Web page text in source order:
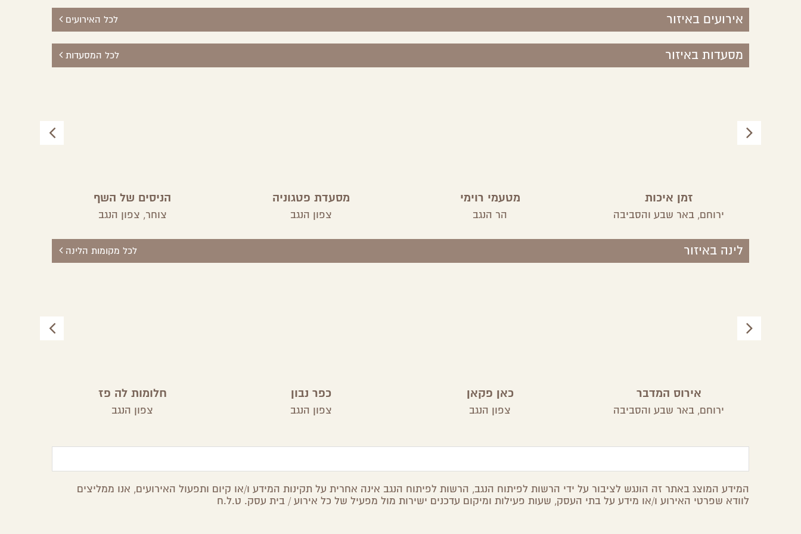
אירועים באיזור לכל האירועים
מסעדות באיזור לכל המסעדות
זמן איכות
ירוחם, באר שבע והסביבה
מטעמי רוימי
הר הנגב
מסעדת פטגוניה
צפון הנגב
הניסים של השף
צוחר, צפון הנגב
לינה באיזור לכל מקומות הלינה
אירוס המדבר
ירוחם, באר שבע והסביבה
כאן פקאן
צפון הנגב
כפר נבון
צפון הנגב
חלומות לה פז
צפון הנגב
המידע המוצג באתר זה הונגש לציבור על ידי הרשות לפיתוח הנגב, הרשות לפיתוח הנגב אינה אחרית על תקינות המידע ו/או קיום ותפעול האירועים, אנו ממליצים
לוודא שפרטי האירוע ו/או מידע על בתי העסק, שעות פעילות ומיקום עדכנים ישירות מול מפעיל של כל אירוע / בית עסק. ט.ל.ח